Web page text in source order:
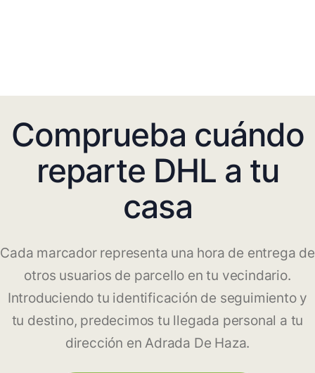
Comprueba cuándo
reparte DHL a tu
casa
Cada marcador representa una hora de entrega de
otros usuarios de parcello en tu vecindario.
Introduciendo tu identificación de seguimiento y
tu destino, predecimos tu llegada personal a tu
dirección en Adrada De Haza.